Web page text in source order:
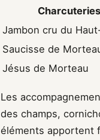
Charcuteries
Jambon cru du
Saucisse de
Jésus de Morteau
Les
des champs,
éléments apportent